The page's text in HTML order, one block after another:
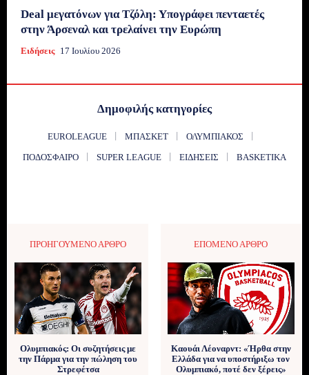
Deal μεγατόνων για Τζόλη: Υπογράφει πενταετές
στην Άρσεναλ και τρελαίνει την Ευρώπη
Ειδήσεις 17 Ιουλίου 2026
Δημοφιλής κατηγορίες
EUROLEAGUE ΜΠΆΣΚΕΤ
ΟΛΥΜΠΙΑΚΌΣ
ΠΟΔΌΣΦΑΙΡΟ
SUPER LEAGUE ΕΙΔΉΣΕΙΣ BASKETIKA
ΠΡΟΗΓΟΎΜΕΝΟ ΆΡΘΡΟ
Ολυμπιακός: Οι συζητήσεις με
την Πάρμα για την πώληση του
Στρεφέτσα
ΕΠΌΜΕΝΟ ΆΡΘΡΟ
Καουάι Λέοναρντ: «Ήρθα στην
Ελλάδα για να υποστήριξω τον
Ολυμπιακό, ποτέ δεν ξέρεις»